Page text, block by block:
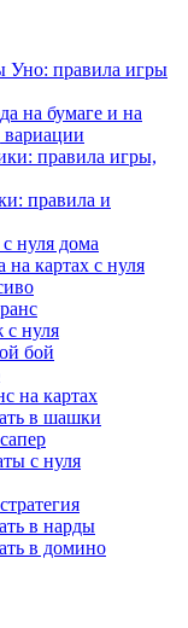
Уно: правила игры
на бумаге и на
вариации
правила игры,
правила и
нуля дома
на картах с нуля
с нуля
бой
на картах
в шашки
с нуля
в нарды
в домино